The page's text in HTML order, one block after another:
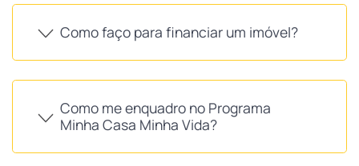
Como faço para financiar um imóvel?
Como me enquadro no Programa
Minha Casa Minha Vida?